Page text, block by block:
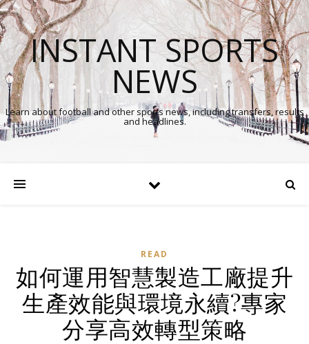
INSTANT SPORTS
NEWS
Learn about football and other sports news, including transfers, results
and headlines.
READ
如何運用智慧製造工廠提升
生產效能與環境永續?專家
分享高效轉型策略